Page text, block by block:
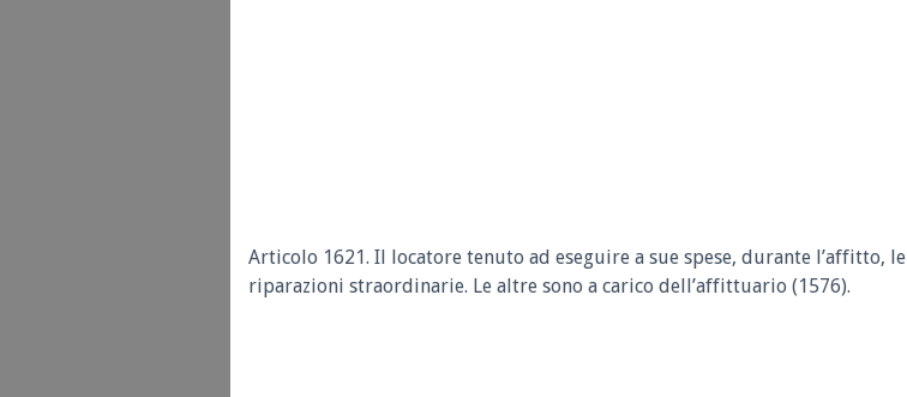
Articolo 1621. Il locatore tenuto ad eseguire a sue spese, durante l’affitto, le
riparazioni straordinarie. Le altre sono a carico dell’affittuario (1576).